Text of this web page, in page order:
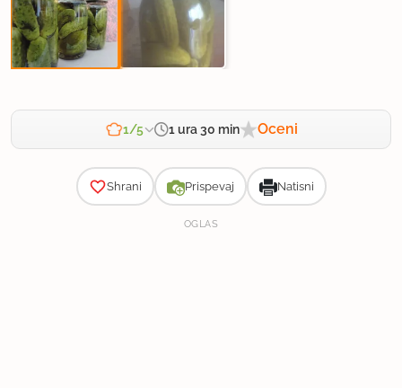
1/5 1 ura 30 min Oceni
Shrani Prispevaj Natisni
OGLAS